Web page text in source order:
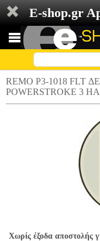
E-shop.gr
REMO P3-1018 FLT
POWERSTROKE 3
Χωρίς έξοδα αποστολής